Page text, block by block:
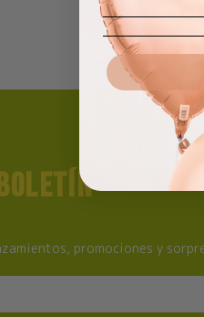
promociones y